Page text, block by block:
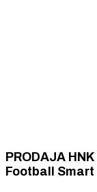
PRODAJA
Football